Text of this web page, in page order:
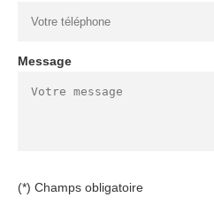
Message
(*) Champs obligatoire